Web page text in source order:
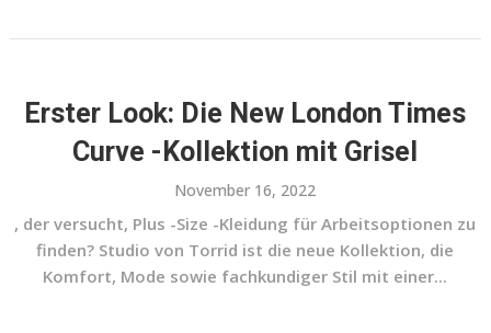
Erster Look: Die New London Times
Curve -Kollektion mit Grisel
November 16, 2022
, der versucht, Plus -Size -Kleidung für Arbeitsoptionen zu
finden? Studio von Torrid ist die neue Kollektion, die
Komfort, Mode sowie fachkundiger Stil mit einer...